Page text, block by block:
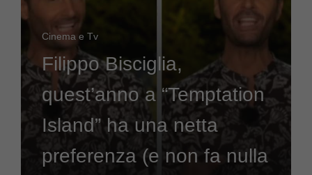
Cinema e Tv
Filippo Bisciglia,
quest’anno a “Temptation
Island” ha una netta
preferenza (e non fa nulla